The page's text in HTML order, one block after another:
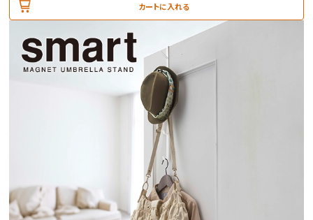
カートに入れる